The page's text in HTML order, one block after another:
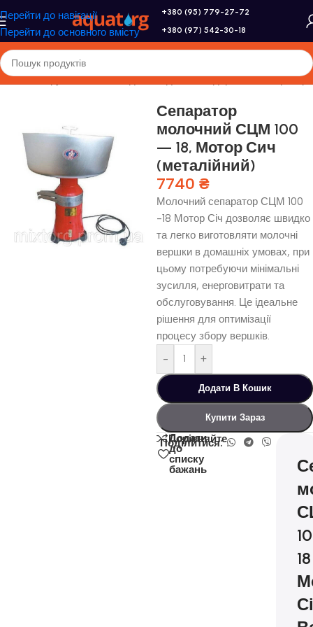
Перейти до навігації
Перейти до основного вмісту
+380 (95) 779-27-72
+380 (97) 542-30-18
/Інструменти та обладнання для господарства/Сепаратори
Сепаратор
молочний СЦМ 100
— 18, Мотор Сич
(металійний)
7740 ₴
Молочний сепаратор СЦМ 100
-18 Мотор Січ дозволяє швидко
та легко виготовляти молочні
вершки в домашніх умовах, при
цьому потребуючи мінімальні
зусилля, енерговитрати та
обслуговування. Це ідеальне
рішення для оптимізації
процесу збору вершків.
-
+
Додати В Кошик
Купити Зараз
Порівняйте
Додати
до
списку
бажань
Поділитися:
18